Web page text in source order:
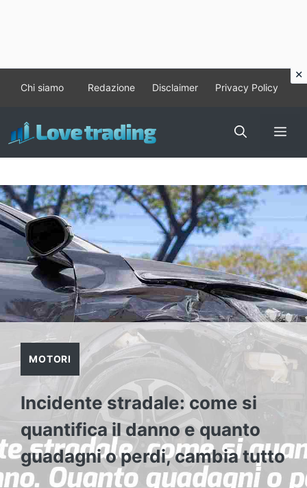
contenuto
Chi siamo Redazione Disclaimer Privacy Policy
MOTORI
Incidente stradale: come si
quantifica il danno e quanto
guadagni o perdi, cambia tutto